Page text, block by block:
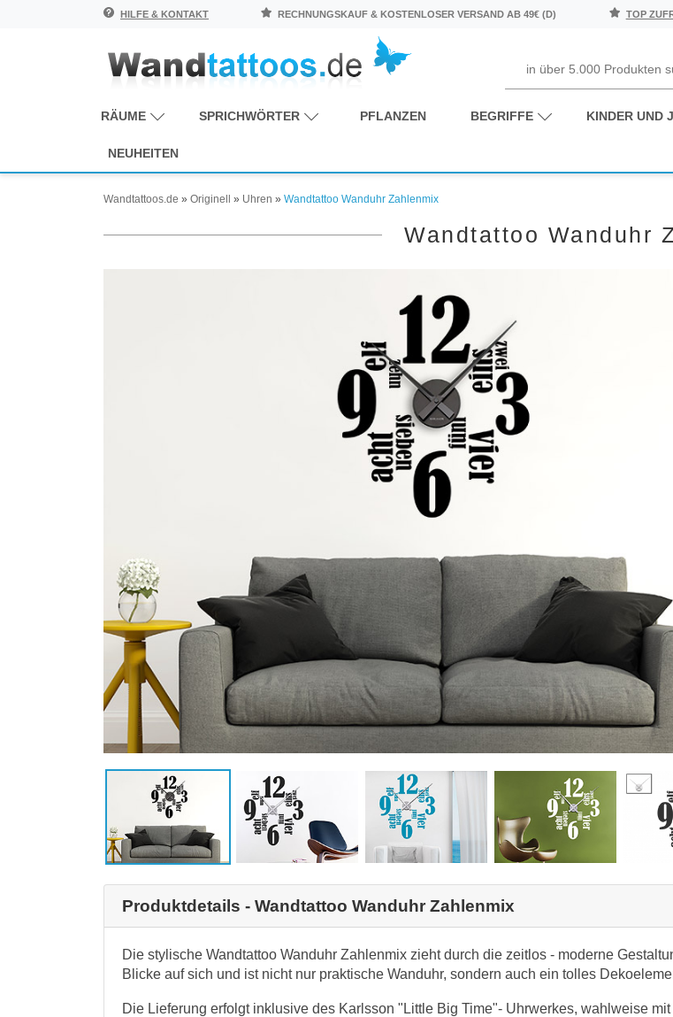
HILFE & KONTAKT RECHNUNGSKAUF & KOSTENLOSER VERSAND AB 49€ (D) TOP
RÄUME SPRICHWÖRTER PFLANZEN BEGRIFFE KINDER UND
NEUHEITEN
Wandtattoos.de » Originell » Uhren » Wandtattoo Wanduhr Zahlenmix
Wandtattoo Wanduhr
Produktdetails - Wandtattoo Wanduhr Zahlenmix
Die stylische Wandtattoo Wanduhr Zahlenmix zieht durch die zeitlos - moderne
Blicke auf sich und ist nicht nur praktische Wanduhr, sondern auch ein tolles
Die Lieferung erfolgt inklusive des Karlsson "Little Big Time"- Uhrwerkes, wahlweise